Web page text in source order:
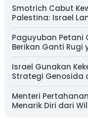
Smotrich Cabut
Palestina: Israel
Paguyuban Petani
Berikan Ganti
Israel Gunakan
Strategi Genosida
Menteri
Menarik Diri dari